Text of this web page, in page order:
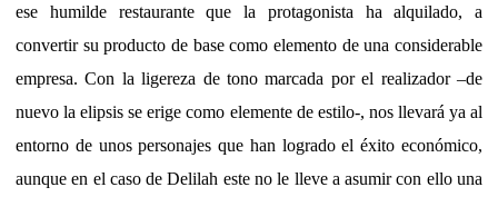
ese humilde restaurante que la protagonista ha alquilado, a
convertir su producto de base como elemento de una considerable
empresa. Con la ligereza de tono marcada por el realizador –de
nuevo la elipsis se erige como elemente de estilo-, nos llevará ya al
entorno de unos personajes que han logrado el éxito económico,
aunque en el caso de Delilah este no le lleve a asumir con ello una